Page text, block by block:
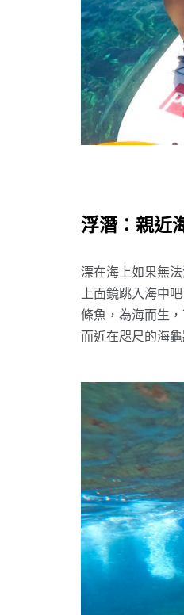
浮潛：親近
漂在海上如果無
上面鏡跳入海中
條魚，為海而生
而近在咫尺的海